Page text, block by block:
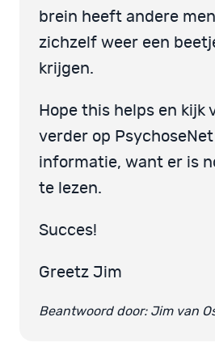
brein heeft andere
zichzelf weer een
krijgen.
Hope this helps en kijk
verder op
informatie, want er is
te lezen.
Succes!
Greetz Jim
Beantwoord door: Jim van